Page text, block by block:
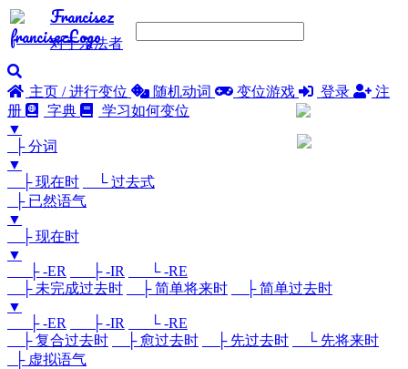
Francisez
对于亲法者
主页 / 进行变位 随机动词 变位游戏 登录
注
册
字典
学习如何变位
▼
├ 分词
▼
├ 现在时
└ 过去式
├ 已然语气
▼
├ 现在时
▼
├ -ER
├ -IR
└ -RE
├ 未完成过去时
├ 简单将来时
├ 简单过去时
▼
├ -ER
├ -IR
└ -RE
├ 复合过去时
├ 愈过去时 ├ 先过去时
└ 先将来时
├ 虚拟语气